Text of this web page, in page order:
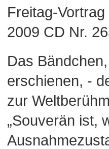
Freitag-
2009 CD Nr.
Das
erschienen, -
zur
„Souverän ist,